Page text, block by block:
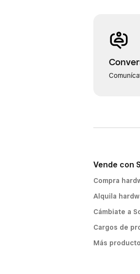
Vende con
Compra
Alquila
Cámbiate a
Cargos de
Más